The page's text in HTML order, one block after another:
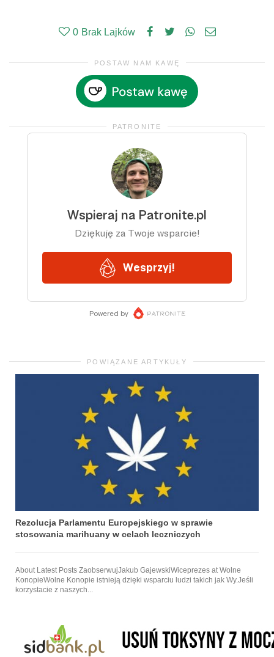
0 Brak Lajków
POSTAW NAM KAWĘ
PATRONITE
POWIĄZANE ARTYKUŁY
Rezolucja Parlamentu Europejskiego w sprawie
stosowania marihuany w celach leczniczych
About Latest Posts ZaobserwujJakub GajewskiWiceprezes at Wolne
KonopieWolne Konopie istnieją dzięki wsparciu ludzi takich jak Wy.Jeśli
korzystacie z naszych...